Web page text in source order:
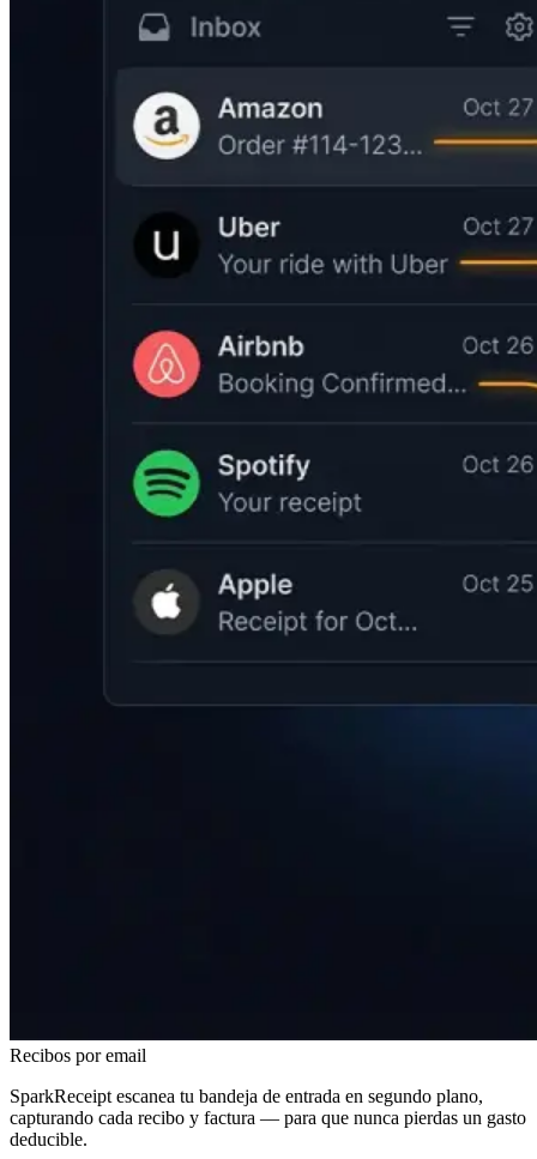
Recibos por email
SparkReceipt escanea tu bandeja de entrada en segundo plano,
capturando cada recibo y factura — para que nunca pierdas un gasto
deducible.